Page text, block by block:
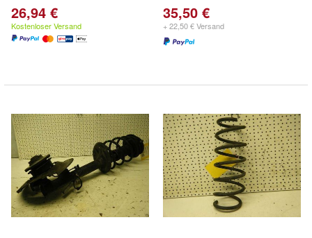
26,94 €
Kostenloser Versand
35,50 €
+ 22,50 € Versand